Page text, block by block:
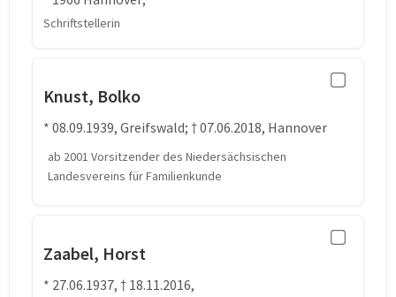
Schriftstellerin
Knust, Bolko
* 08.09.1939, Greifswald; † 07.06.2018, Hannover
ab 2001 Vorsitzender des Niedersächsischen
Landesvereins für Familienkunde
Zaabel, Horst
* 27.06.1937, † 18.11.2016,